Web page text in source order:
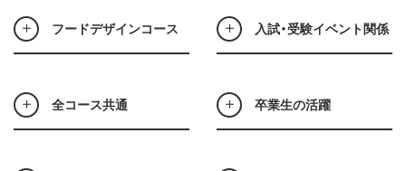
フードデザインコース 入試・受験イベント関係
全コース共通 卒業生の活躍